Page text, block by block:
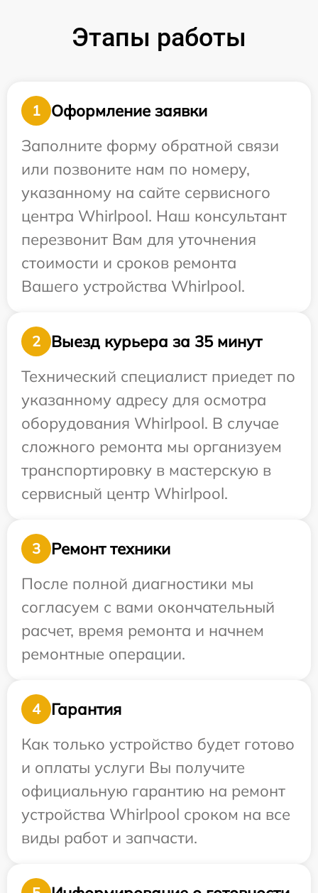
Этапы работы
1
Оформление заявки
Заполните форму обратной связи
или позвоните нам по номеру,
указанному на сайте сервисного
центра Whirlpool. Наш консультант
перезвонит Вам для уточнения
стоимости и сроков ремонта
Вашего устройства Whirlpool.
2
Выезд курьера за 35 минут
Технический специалист приедет по
указанному адресу для осмотра
оборудования Whirlpool. В случае
сложного ремонта мы организуем
транспортировку в мастерскую в
сервисный центр Whirlpool.
3
Ремонт техники
После полной диагностики мы
согласуем с вами окончательный
расчет, время ремонта и начнем
ремонтные операции.
4
Гарантия
Как только устройство будет готово
и оплаты услуги Вы получите
официальную гарантию на ремонт
устройства Whirlpool сроком на все
виды работ и запчасти.